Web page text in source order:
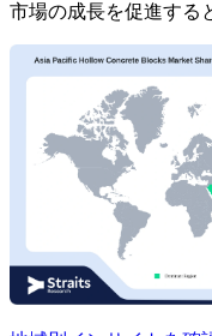
市場の成長を促進する